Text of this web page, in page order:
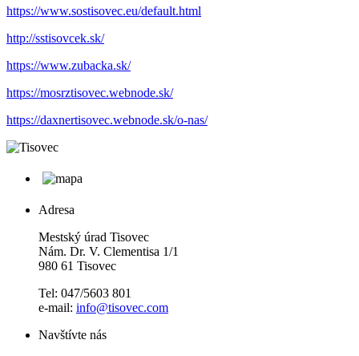
https://www.sostisovec.eu/default.html
http://sstisovcek.sk/
https://www.zubacka.sk/
https://mosrztisovec.webnode.sk/
https://daxnertisovec.webnode.sk/o-nas/
Adresa
Mestský úrad Tisovec
Nám. Dr. V. Clementisa 1/1
980 61 Tisovec
Tel: 047/5603 801
e-mail: info@tisovec.com
Navštívte nás